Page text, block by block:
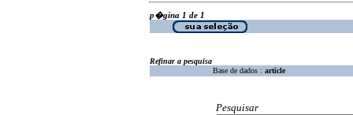
p�gina 1 de 1
Refinar a pesquisa
Base de dados : article
Pesquisar